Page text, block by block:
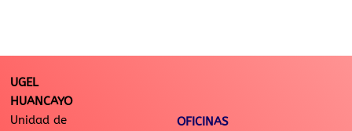
UGEL
HUANCAYO
Unidad de
OFICINAS